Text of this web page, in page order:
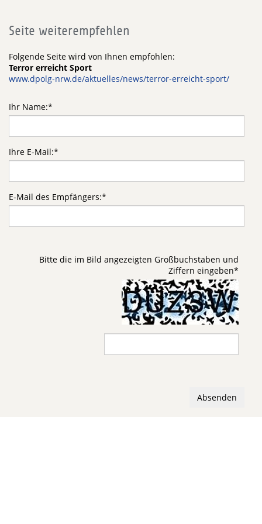
Seite weiterempfehlen
Folgende Seite wird von Ihnen empfohlen:
Terror erreicht Sport
www.dpolg-nrw.de/aktuelles/news/terror-erreicht-sport/
Ihr Name:*
Ihre E-Mail:*
E-Mail des Empfängers:*
Bitte die im Bild angezeigten Großbuchstaben und
Ziffern eingeben*
Absenden